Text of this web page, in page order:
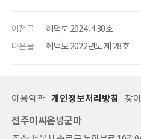
이전글
혜덕보 2024년 30호
다은글
혜덕보 2022년도 제 28호
이용약관 개인정보처리방침 찾
전주이씨온녕군파